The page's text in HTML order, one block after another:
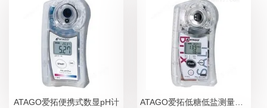
ATAGO爱拓便携式数显pH计 ATAGO爱拓低糖低盐测量糖盐度计